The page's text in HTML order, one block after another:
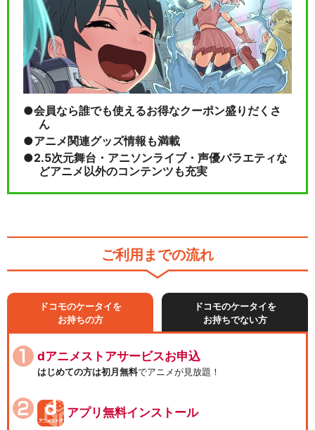
会員なら誰でも使えるお得なクーポン盛りだくさ
ん
アニメ関連グッズ情報も満載
2.5次元舞台・アニソンライブ・声優バラエティな
どアニメ以外のコンテンツも充実
ご利用までの流れ
ドコモのケータイを
お持ちの方
ドコモのケータイを
お持ちでない方
dアニメストアサービスお申込
はじめての方は初月無料でアニメが見放題！
アプリ無料インストール